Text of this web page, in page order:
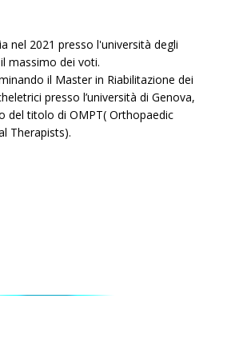
nel 2021 presso l'università degli
massimo dei voti.
il Master in Riabilitazione dei
presso l’università di Genova,
del titolo di OMPT( Orthopaedic
Therapists).